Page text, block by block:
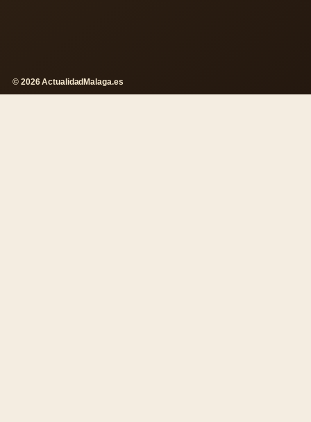
© 2026 ActualidadMalaga.es